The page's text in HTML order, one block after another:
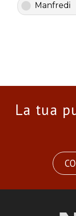
Manfredi
La tua